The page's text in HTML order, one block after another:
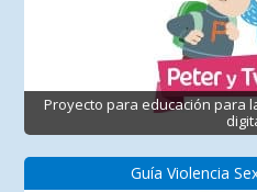
Proyecto para educación para
Guía Violencia